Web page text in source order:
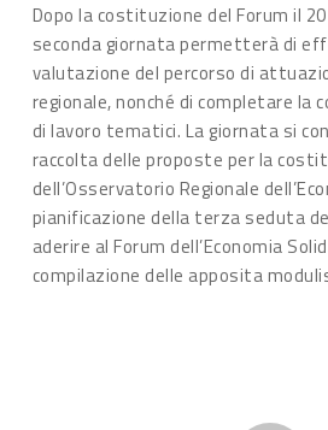
Dopo la costituzione del Forum il
seconda giornata permetterà di
valutazione del percorso di
regionale, nonché di completare la
di lavoro tematici. La giornata si
raccolta delle proposte per la
dell’Osservatorio Regionale
pianificazione della terza seduta
aderire al Forum dell’Economia
compilazione delle apposita